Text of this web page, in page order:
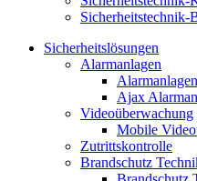
Sicherheitstechnik-
Sicherheitslösungen
Alarmanlagen
Ajax
Videoüberwachung
Mobile
Zutrittskontrolle
Brandschutz